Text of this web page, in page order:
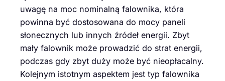
uwagę na moc nominalną falownika, która
powinna być dostosowana do mocy paneli
słonecznych lub innych źródeł energii. Zbyt
mały falownik może prowadzić do strat energii,
podczas gdy zbyt duży może być nieopłacalny.
Kolejnym istotnym aspektem jest typ falownika